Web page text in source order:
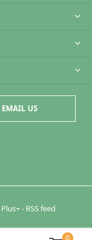
EMAIL US
Plus+- RSS feed
0